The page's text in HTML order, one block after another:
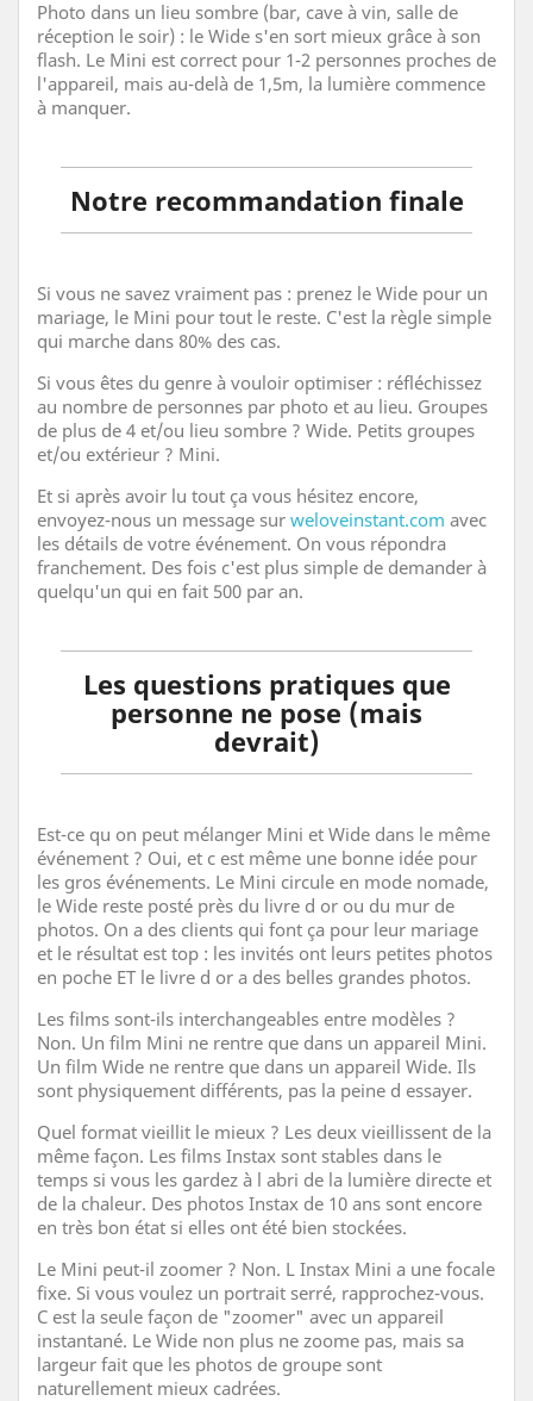
Photo dans un lieu sombre (bar, cave à vin, salle de
réception le soir) : le Wide s'en sort mieux grâce à son
flash. Le Mini est correct pour 1-2 personnes proches de
l'appareil, mais au-delà de 1,5m, la lumière commence
à manquer.
Notre recommandation finale
Si vous ne savez vraiment pas : prenez le Wide pour un
mariage, le Mini pour tout le reste. C'est la règle simple
qui marche dans 80% des cas.
Si vous êtes du genre à vouloir optimiser : réfléchissez
au nombre de personnes par photo et au lieu. Groupes
de plus de 4 et/ou lieu sombre ? Wide. Petits groupes
et/ou extérieur ? Mini.
Et si après avoir lu tout ça vous hésitez encore,
envoyez-nous un message sur weloveinstant.com avec
les détails de votre événement. On vous répondra
franchement. Des fois c'est plus simple de demander à
quelqu'un qui en fait 500 par an.
Les questions pratiques que
personne ne pose (mais
devrait)
Est-ce qu on peut mélanger Mini et Wide dans le même
événement ? Oui, et c est même une bonne idée pour
les gros événements. Le Mini circule en mode nomade,
le Wide reste posté près du livre d or ou du mur de
photos. On a des clients qui font ça pour leur mariage
et le résultat est top : les invités ont leurs petites photos
en poche ET le livre d or a des belles grandes photos.
Les films sont-ils interchangeables entre modèles ?
Non. Un film Mini ne rentre que dans un appareil Mini.
Un film Wide ne rentre que dans un appareil Wide. Ils
sont physiquement différents, pas la peine d essayer.
Quel format vieillit le mieux ? Les deux vieillissent de la
même façon. Les films Instax sont stables dans le
temps si vous les gardez à l abri de la lumière directe et
de la chaleur. Des photos Instax de 10 ans sont encore
en très bon état si elles ont été bien stockées.
Le Mini peut-il zoomer ? Non. L Instax Mini a une focale
fixe. Si vous voulez un portrait serré, rapprochez-vous.
C est la seule façon de "zoomer" avec un appareil
instantané. Le Wide non plus ne zoome pas, mais sa
largeur fait que les photos de groupe sont
naturellement mieux cadrées.